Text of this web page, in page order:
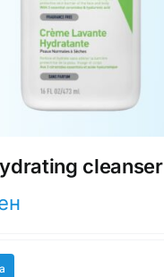
cleanser